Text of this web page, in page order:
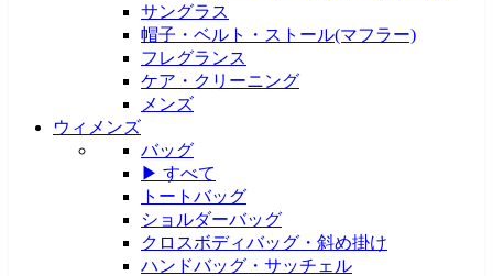
サングラス
帽子・ベルト・ストール(マフラー)
フレグランス
ケア・クリーニング
メンズ
ウィメンズ
バッグ
▶ すべて
トートバッグ
ショルダーバッグ
クロスボディバッグ・斜め掛け
ハンドバッグ・サッチェル